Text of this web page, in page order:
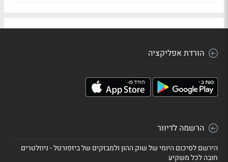
הורדת אפליקציה
הרשמה לדיוור
הירשם לסיכום היומי של שוק ההון ולמבזקים של ביזפורטל - ניוזלטרים
חובה לכל משקיע